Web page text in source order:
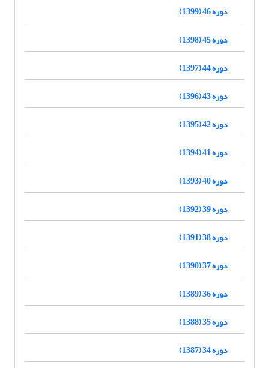
دوره 46 (1399)
دوره 45 (1398)
دوره 44 (1397)
دوره 43 (1396)
دوره 42 (1395)
دوره 41 (1394)
دوره 40 (1393)
دوره 39 (1392)
دوره 38 (1391)
دوره 37 (1390)
دوره 36 (1389)
دوره 35 (1388)
دوره 34 (1387)